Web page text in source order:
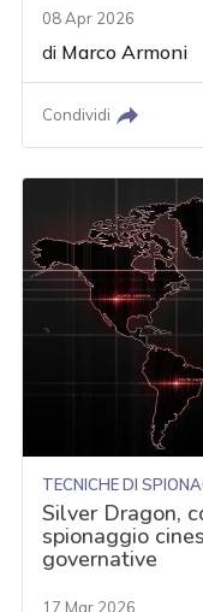
08 Apr 2026
di Marco Armoni
Condividi
TECNICHE DI
Silver Dragon,
spionaggio
governative
17 Mar 2026